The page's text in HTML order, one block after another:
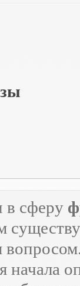
в сферу
начала